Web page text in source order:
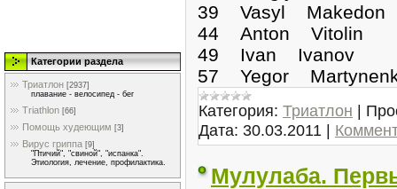
Категории раздела
Триатлон [2937]
плавание - велосипед - бег
Triathlon [66]
Помощь худеющим [3]
Вирус гриппа [9]
"Птичий", "свиной", "испанка".
Этиология, лечение, профилактика.
39 Vasyl Makedon
44 Anton Vitolin
49 Ivan Ivanov
57 Yegor
Категория: Триатлон |
Дата: 30.03.2011 |
Мулулаба.